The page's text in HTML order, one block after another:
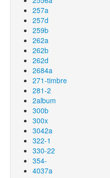
257a
257d
259b
262a
262b
262d
2684a
271-timbre
281-2
2album
300b
300x
3042a
322-1
330-22
354-
4037a